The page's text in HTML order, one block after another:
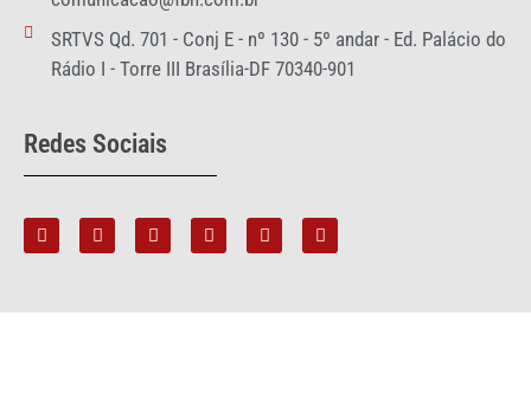
SRTVS Qd. 701 - Conj E - nº 130 - 5º andar - Ed. Palácio do
Rádio I - Torre III Brasília-DF 70340-901
Redes Sociais